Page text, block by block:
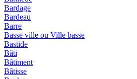
Bardage
Bardeau
Barre
Basse ville ou Ville basse
Bastide
Bâti
Bâtiment
Bâtisse